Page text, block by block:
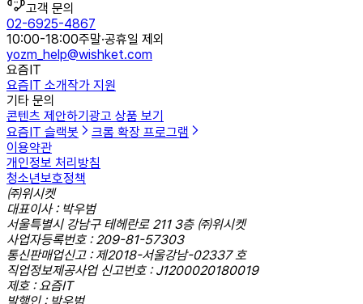
고객 문의
02-6925-4867
10:00-18:00주말·공휴일 제외
yozm_help@wishket.com
요즘IT
요즘IT 소개작가 지원
기타 문의
콘텐츠 제안하기 광고 상품 보기
요즘IT 슬랙봇
크롬 확장 프로그램
이용약관
개인정보 처리방침
청소년보호정책
㈜위시켓
대표이사 : 박우범
서울특별시 강남구 테헤란로 211 3층 ㈜위시켓
사업자등록번호 : 209-81-57303
통신판매업신고 : 제2018-서울강남-02337 호
직업정보제공사업 신고번호 : J1200020180019
제호 : 요즘IT